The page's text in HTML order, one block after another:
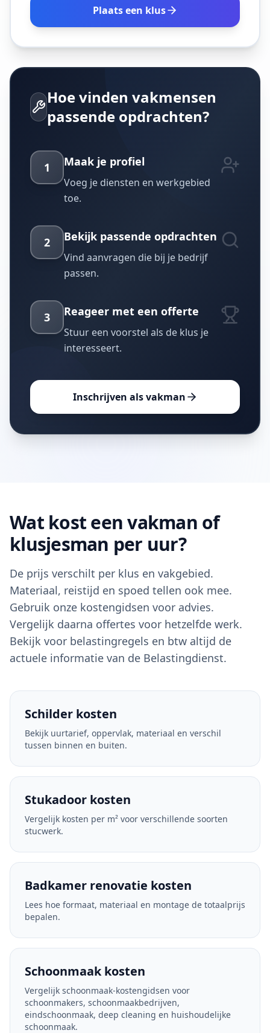
Plaats een klus
Hoe vinden vakmensen
passende opdrachten?
1 Maak je profiel
Voeg je diensten en werkgebied
toe.
2 Bekijk passende opdrachten
Vind aanvragen die bij je bedrijf
passen.
3 Reageer met een offerte
Stuur een voorstel als de klus je
interesseert.
Inschrijven als vakman
Wat kost een vakman of
klusjesman per uur?
De prijs verschilt per klus en vakgebied.
Materiaal, reistijd en spoed tellen ook mee.
Gebruik onze kostengidsen voor advies.
Vergelijk daarna offertes voor hetzelfde werk.
Bekijk voor belastingregels en btw altijd de
actuele informatie van de Belastingdienst.
Schilder kosten
Bekijk uurtarief, oppervlak, materiaal en verschil
tussen binnen en buiten.
Stukadoor kosten
Vergelijk kosten per m² voor verschillende soorten
stucwerk.
Badkamer renovatie kosten
Lees hoe formaat, materiaal en montage de totaalprijs
bepalen.
Schoonmaak kosten
Vergelijk schoonmaak-kostengidsen voor
schoonmakers, schoonmaakbedrijven,
eindschoonmaak, deep cleaning en huishoudelijke
schoonmaak.